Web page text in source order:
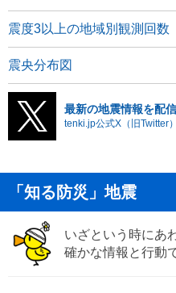
震度3以上の地域別観測回数
震央分布図
最新の地震情報を配信
tenki.jp公式X（旧Twitter
「知る防災」地震
いざという時にあ
確かな情報と行動